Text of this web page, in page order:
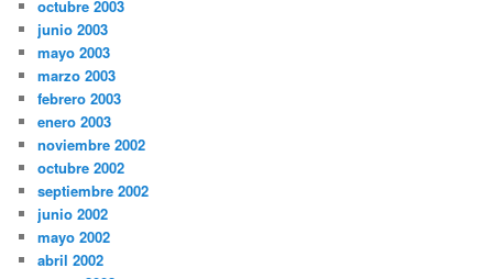
octubre 2003
junio 2003
mayo 2003
marzo 2003
febrero 2003
enero 2003
noviembre 2002
octubre 2002
septiembre 2002
junio 2002
mayo 2002
abril 2002